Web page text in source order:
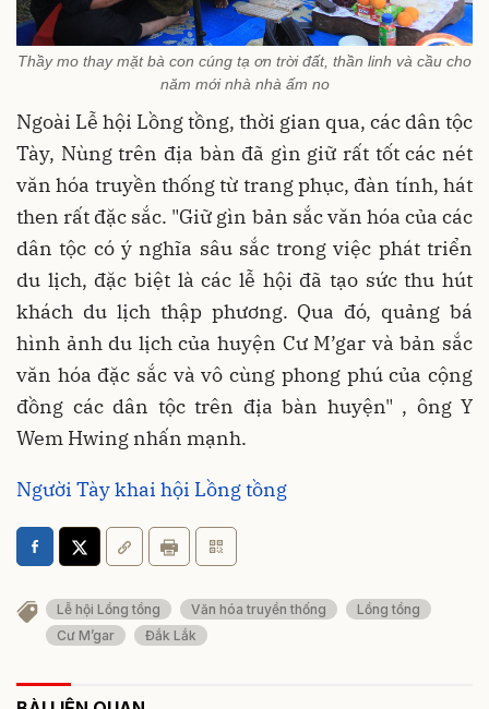
Thầy mo thay mặt bà con cúng tạ ơn trời đất, thần linh và cầu cho
năm mới nhà nhà ấm no
Ngoài Lễ hội Lồng tồng, thời gian qua, các dân tộc
Tày, Nùng trên địa bàn đã gìn giữ rất tốt các nét
văn hóa truyền thống từ trang phục, đàn tính, hát
then rất đặc sắc. "Giữ gìn bản sắc văn hóa của các
dân tộc có ý nghĩa sâu sắc trong việc phát triển
du lịch, đặc biệt là các lễ hội đã tạo sức thu hút
khách du lịch thập phương. Qua đó, quảng bá
hình ảnh du lịch của huyện Cư M’gar và bản sắc
văn hóa đặc sắc và vô cùng phong phú của cộng
đồng các dân tộc trên địa bàn huyện" , ông Y
Wem Hwing nhấn mạnh.
Người Tày khai hội Lồng tồng
Lễ hội Lồng tồng Văn hóa truyền thống
Lồng tồng
Cư M’gar
Đắk Lắk